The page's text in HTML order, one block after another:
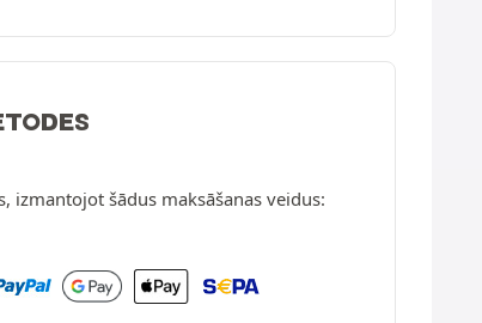
izmantojot šādus maksāšanas veidus: